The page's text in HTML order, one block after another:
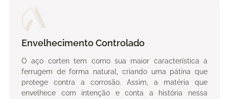
Envelhecimento Controlado
O aço corten tem como sua maior característica a
ferrugem de forma natural, criando uma pátina que
protege contra a corrosão. Assim, a matéria que
envelhece com intenção e conta a história nessa